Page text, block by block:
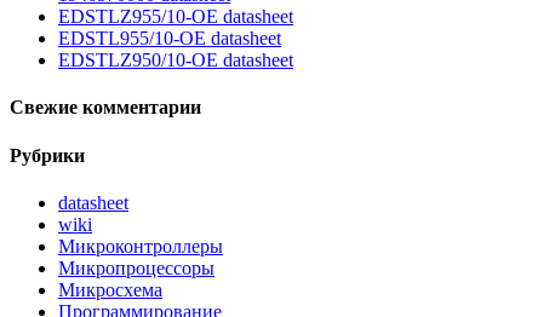
EDSTLZ955/10-OE datasheet
EDSTL955/10-OE datasheet
EDSTLZ950/10-OE datasheet
Свежие комментарии
Рубрики
datasheet
wiki
Микроконтроллеры
Микропроцессоры
Микросхема
Программирование